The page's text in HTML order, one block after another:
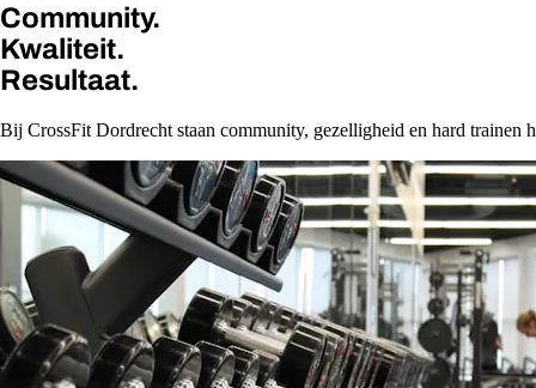
Community.
Kwaliteit.
Resultaat.
Bij CrossFit Dordrecht staan community, gezelligheid en hard trainen